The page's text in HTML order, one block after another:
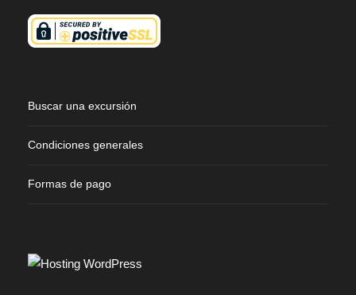
Buscar una excursión
Condiciones generales
Formas de pago